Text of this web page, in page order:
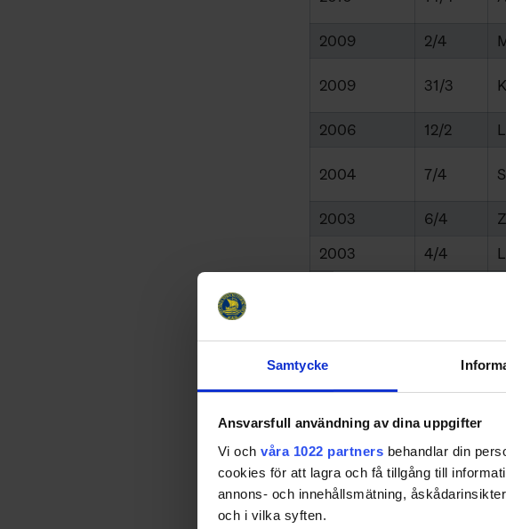
Samtycke
Ansvarsfull användning av dina uppgifter
Vi och våra 1022 partners behandlar din
cookies för att lagra och få tillgång till
annons- och innehållsmätning,
och i vilka syften.
2009
2/4
2009 31/3
2006
12/2
2004 7/4
2003
6/4
2003
4/4
2000
23/4
2000
13/4
1994
16/12
1994
4/11